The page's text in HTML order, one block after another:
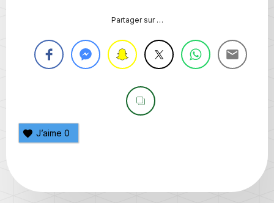
Partager sur …
J’aime 0